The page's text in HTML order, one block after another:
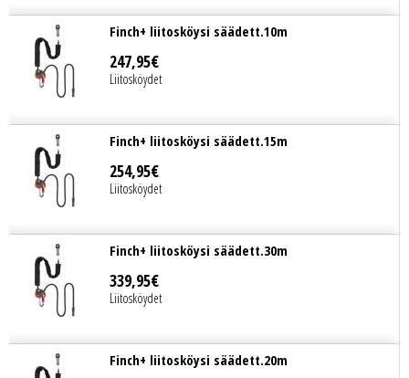
Finch+ liitosköysi säädett.10m
247,95€
Liitosköydet
Finch+ liitosköysi säädett.15m
254,95€
Liitosköydet
Finch+ liitosköysi säädett.30m
339,95€
Liitosköydet
Finch+ liitosköysi säädett.20m